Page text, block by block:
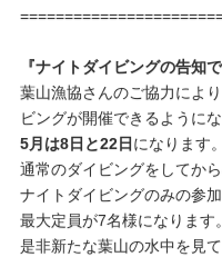
『ナイトダイビングの告知で
葉山漁協さんのご協力によ
ビングが開催できるように
5月は8日と22日 になります。
通常のダイビングをしてか
ナイトダイビングのみの参
最大定員が7名様になります。
是非新たな葉山の水中を見